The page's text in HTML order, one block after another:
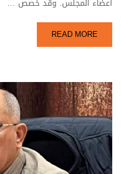
أعضاء المجلس. وقد خُصص …
READ MORE